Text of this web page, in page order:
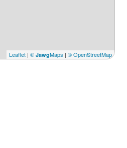
Leaflet | © JawgMaps | © OpenStreetMap